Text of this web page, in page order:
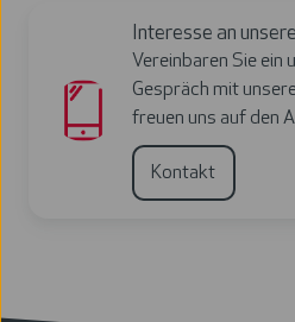
Interesse an
Vereinbaren Sie ein
Gespräch mit
freuen uns auf den
Kontakt